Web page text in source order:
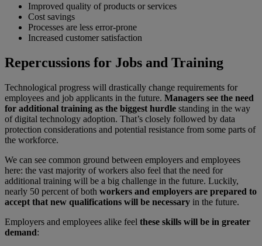
Improved quality of products or services
Cost savings
Processes are less error-prone
Increased customer satisfaction
Repercussions for Jobs and Training
Technological progress will drastically change requirements for
employees and job applicants in the future. Managers see the need
for additional training as the biggest hurdle standing in the way
of digital technology adoption. That’s closely followed by data
protection considerations and potential resistance from some parts of
the workforce.
We can see common ground between employers and employees
here: the vast majority of workers also feel that the need for
additional training will be a big challenge in the future. Luckily,
nearly 50 percent of both workers and employers are prepared to
accept that new qualifications will be necessary in the future.
Employers and employees alike feel these skills will be in greater
demand: